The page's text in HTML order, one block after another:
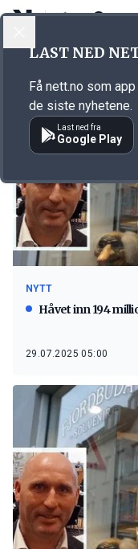
Emne: Jan
NYTT
Håvet inn 194
29.07.2025 05:00
LAST NED
Få nett.no som
de siste nyhetene.
Last ned fra
Google Play